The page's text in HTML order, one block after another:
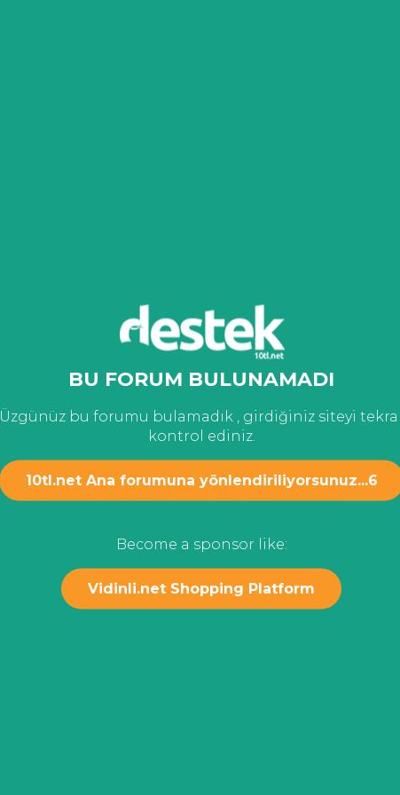
BU FORUM BULUNAMADI
Üzgünüz bu forumu bulamadık , girdiğiniz siteyi
kontrol ediniz.
10tl.net Ana forumuna yönlendiriliyorsunuz...6
Become a sponsor like:
Vidinli.net Shopping Platform